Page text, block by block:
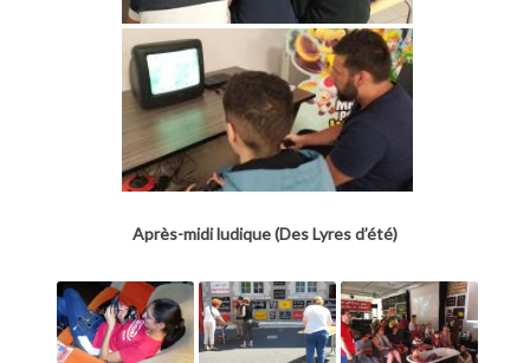
Après-midi ludique (Des Lyres d’été)